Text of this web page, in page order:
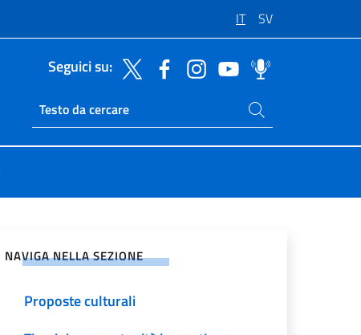
IT SV
Seguici su:
Ricerca sito live
Cerca nel sito
NAVIGA NELLA SEZIONE
Proposte culturali